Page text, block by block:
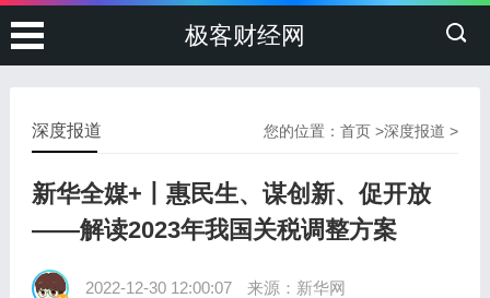
极客财经网
您的位置：首页 >深度报道 >
深度报道
新华全媒+丨惠民生、谋创新、促开放
——解读2023年我国关税调整方案
2022-12-30 12:00:07 来源：新华网